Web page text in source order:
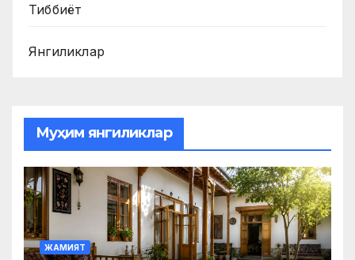
Тиббиёт
Янгиликлар
Муҳим янгиликлар
ЖАМИЯТ